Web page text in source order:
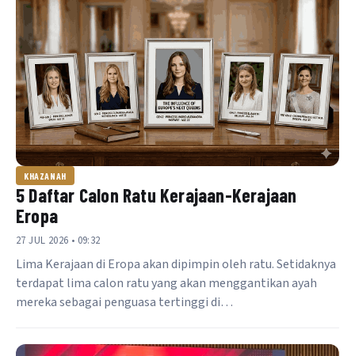
KHAZANAH
5 Daftar Calon Ratu Kerajaan-Kerajaan
Eropa
27 JUL 2026 • 09:32
Lima Kerajaan di Eropa akan dipimpin oleh ratu. Setidaknya
terdapat lima calon ratu yang akan menggantikan ayah
mereka sebagai penguasa tertinggi di…